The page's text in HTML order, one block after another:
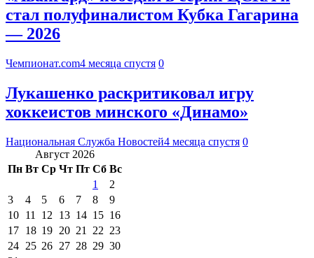
стал полуфиналистом Кубка Гагарина
— 2026
Чемпионат.com4 месяца спустя 0
Лукашенко раскритиковал игру
хоккеистов минского «Динамо»
Национальная Служба Новостей4 месяца спустя 0
Август 2026
Пн Вт Ср Чт Пт Сб Вс
1
2
3
4 5 6 7 8
9
10 11 12 13 14 15 16
17 18 19 20 21 22 23
24 25 26 27 28 29 30